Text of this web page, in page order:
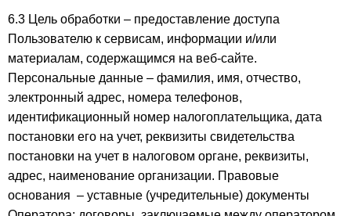
6.3 Цель обработки – предоставление доступа
Пользователю к сервисам, информации и/или
материалам, содержащимся на веб-сайте.
Персональные данные – фамилия, имя, отчество,
электронный адрес, номера телефонов,
идентификационный номер налогоплательщика, дата
постановки его на учет, реквизиты свидетельства
постановки на учет в налоговом органе, реквизиты,
адрес, наименование организации. Правовые
основания – уставные (учредительные) документы